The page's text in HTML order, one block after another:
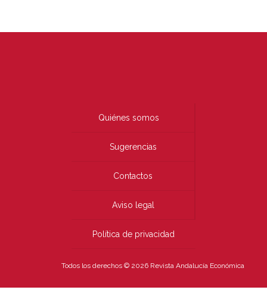
Quiénes somos
Sugerencias
Contactos
Aviso legal
Política de privacidad
Todos los derechos © 2026 Revista Andalucía Económica